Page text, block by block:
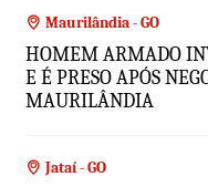
Maurilândia - GO
HOMEM ARMADO
E É PRESO APÓS
MAURILÂNDIA
Jataí - GO